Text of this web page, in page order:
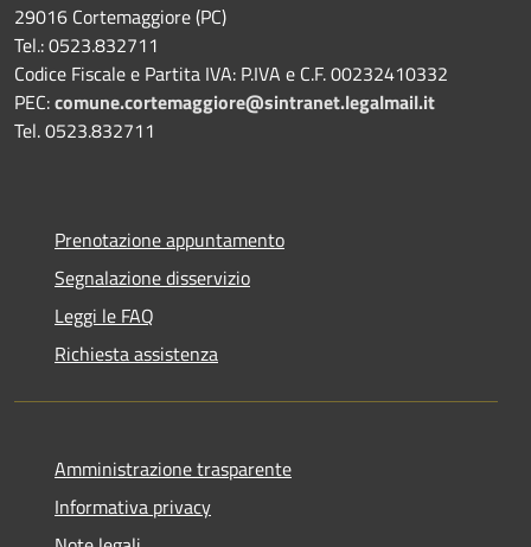
29016 Cortemaggiore (PC)
Tel.: 0523.832711
Codice Fiscale e Partita IVA: P.IVA e C.F. 00232410332
PEC:comune.cortemaggiore@sintranet.legalmail.it
Tel. 0523.832711
Prenotazione appuntamento
Segnalazione disservizio
Leggi le FAQ
Richiesta assistenza
Amministrazione trasparente
Informativa privacy